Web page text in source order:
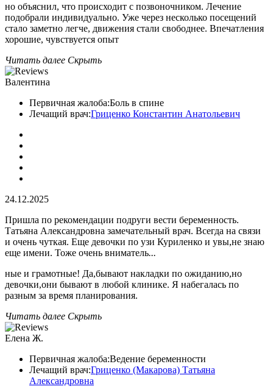
но объяснил, что происходит с позвоночником. Лечение
подобрали индивидуально. Уже через несколько посещений
стало заметно легче, движения стали свободнее. Впечатления
хорошие, чувствуется опыт
Читать далее Скрыть
Валентина
Первичная жалоба:Боль в спине
Лечащий врач:Гриценко Константин Анатольевич
24.12.2025
Пришла по рекомендации подруги вести беременность.
Татьяна Александровна замечательный врач. Всегда на связи
и очень чуткая. Еще девочки по узи Куриленко и увы,не знаю
еще имени. Тоже очень вниматель...
ные и грамотные! Да,бывают накладки по ожиданию,но
девочки,они бывают в любой клинике. Я набегалась по
разным за время планирования.
Читать далее Скрыть
Елена Ж.
Первичная жалоба:Ведение беременности
Лечащий врач:Гриценко (Макарова) Татьяна
Александровна